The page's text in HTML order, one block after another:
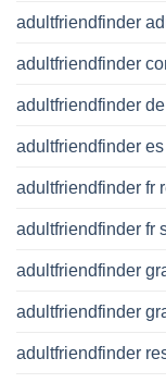
adultfriendfinder
adultfriendfinder
adultfriendfinder
adultfriendfinder
adultfriendfinder fr
adultfriendfinder fr
adultfriendfinder
adultfriendfinder
adultfriendfinder